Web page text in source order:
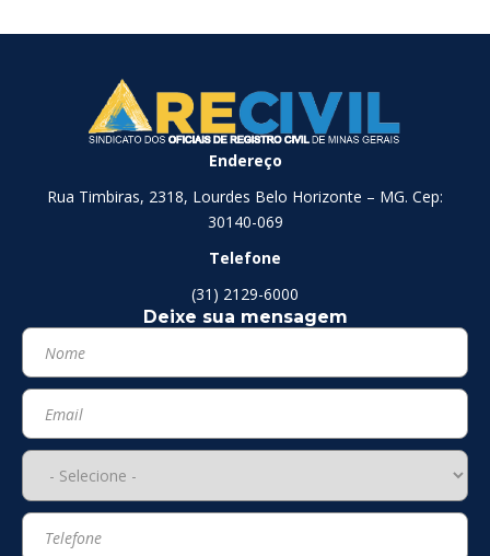
Endereço
Rua Timbiras, 2318, Lourdes Belo Horizonte – MG. Cep:
30140-069
Telefone
(31) 2129-6000
Deixe sua mensagem